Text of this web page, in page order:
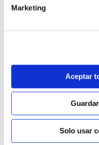
Marketing
Aceptar
Solo usar
barniz
fuegos, se
dado que el frotar
colocación es cola
colocación es fácil
Papel pintado calidad
Formado por una